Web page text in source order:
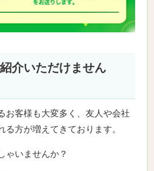
介いただけません
お客様も大変多く、友人や会社
方が増えてきております。
ゃいませんか？